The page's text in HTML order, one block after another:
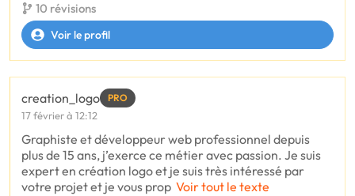
10 révisions
Voir le profil
creation_logo PRO
17 février à 12:12
Graphiste et développeur web professionnel depuis
plus de 15 ans, j’exerce ce métier avec passion. Je suis
expert en création logo et je suis très intéressé par
votre projet et je vous prop Voir tout le texte